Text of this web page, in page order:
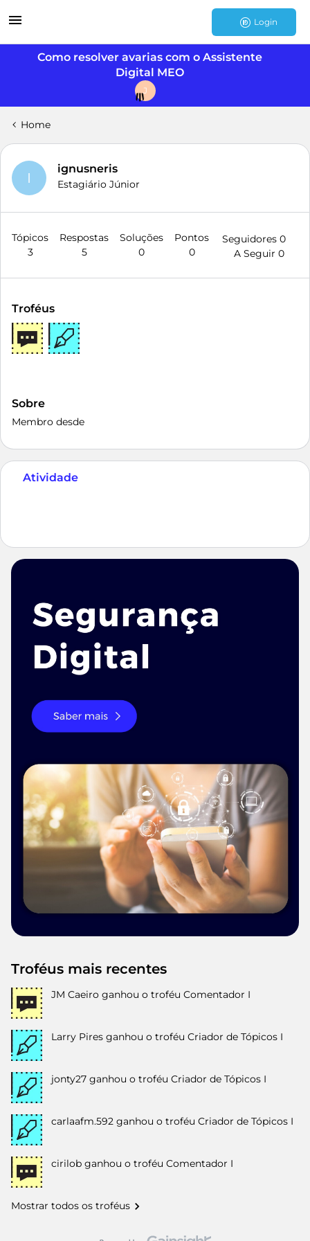
Login
Como resolver avarias com o Assistente
Digital MEO
J
Home
I
ignusneris
Estagiário Júnior
Tópicos
3
Respostas
5
Soluções
0
Pontos
0
Seguidores 0
A Seguir 0
Troféus
Sobre
Membro desde
Atividade
Troféus mais recentes
JM Caeiro ganhou o troféu Comentador I
Larry Pires ganhou o troféu Criador de Tópicos I
jonty27 ganhou o troféu Criador de Tópicos I
carlaafm.592 ganhou o troféu Criador de Tópicos I
cirilob ganhou o troféu Comentador I
Mostrar todos os troféus